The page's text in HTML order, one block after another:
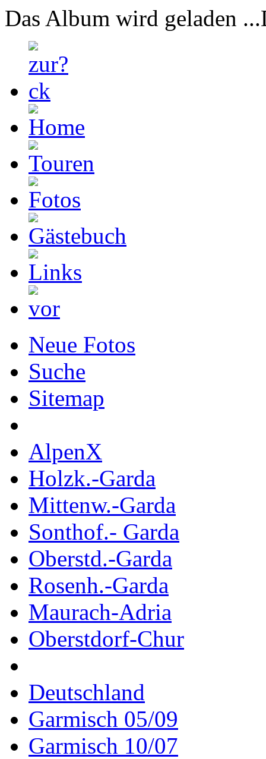
Das Album wird geladen ...
Neue Fotos
Suche
Sitemap
AlpenX
Holzk.-Garda
Mittenw.-Garda
Sonthof.- Garda
Oberstd.-Garda
Rosenh.-Garda
Maurach-Adria
Oberstdorf-Chur
Deutschland
Garmisch 05/09
Garmisch 10/07